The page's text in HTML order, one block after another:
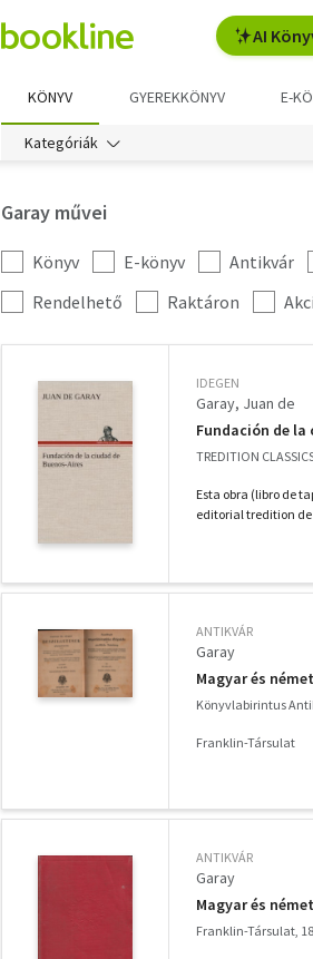
AI
KÖNYV GYEREKKÖNYV E-
Kategóriák
Garay művei
Kategória
szűrés
Könyv E-könyv Antikvár
További
szűrők
Rendelhető Raktáron
IDEGEN
Garay, Juan de
Fundación de la
TREDITION
Esta obra (libro de
editorial tredition
ANTIKVÁR
Garay
Magyar és
Könyvlabirintus
Franklin-Társulat
ANTIKVÁR
Garay
Magyar és
Franklin-Társulat,